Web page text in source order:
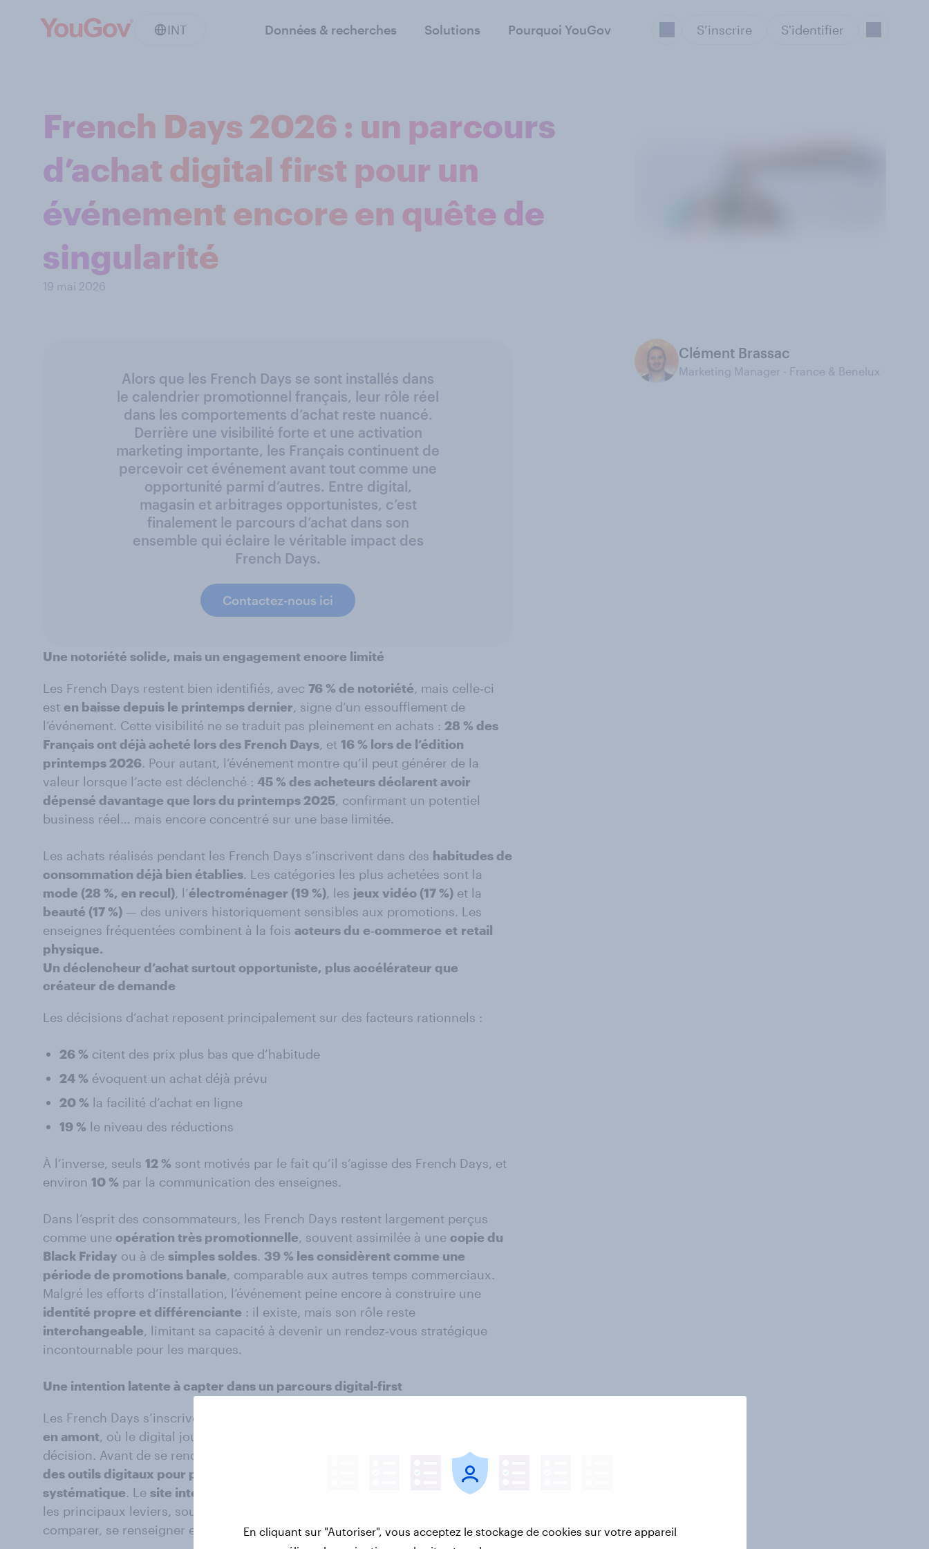
INT Données & recherches Solutions Pourquoi YouGov S’inscrire S'identifier
French Days 2026 : un parcours
d’achat digital first pour un
événement encore en quête de
singularité
19 mai 2026
Alors que les French Days se sont installés dans
le calendrier promotionnel français, leur rôle réel
dans les comportements d’achat reste nuancé.
Derrière une visibilité forte et une activation
marketing importante, les Français continuent de
percevoir cet événement avant tout comme une
opportunité parmi d’autres. Entre digital,
magasin et arbitrages opportunistes, c’est
finalement le parcours d’achat dans son
ensemble qui éclaire le véritable impact des
French Days.
Contactez-nous ici
Une notoriété solide, mais un engagement encore limité
Les French Days restent bien identifiés, avec 76 % de notoriété, mais celle‑ci
est en baisse depuis le printemps dernier, signe d’un essoufflement de
l’événement. Cette visibilité ne se traduit pas pleinement en achats : 28 % des
Français ont déjà acheté lors des French Days, et 16 % lors de l’édition
printemps 2026. Pour autant, l’événement montre qu’il peut générer de la
valeur lorsque l’acte est déclenché : 45 % des acheteurs déclarent avoir
dépensé davantage que lors du printemps 2025, confirmant un potentiel
business réel… mais encore concentré sur une base limitée.
Les achats réalisés pendant les French Days s’inscrivent dans des habitudes de
consommation déjà bien établies. Les catégories les plus achetées sont la
mode (28 %, en recul), l’électroménager (19 %), les jeux vidéo (17 %) et la
beauté (17 %) — des univers historiquement sensibles aux promotions. Les
enseignes fréquentées combinent à la fois acteurs du e‑commerce et retail
physique.
Un déclencheur d’achat surtout opportuniste, plus accélérateur que
créateur de demande
Les décisions d’achat reposent principalement sur des facteurs rationnels :
26 % citent des prix plus bas que d’habitude
24 % évoquent un achat déjà prévu
20 % la facilité d’achat en ligne
19 % le niveau des réductions
À l’inverse, seuls 12 % sont motivés par le fait qu’il s’agisse des French Days, et
environ 10 % par la communication des enseignes.
Dans l’esprit des consommateurs, les French Days restent largement perçus
comme une opération très promotionnelle, souvent assimilée à une copie du
Black Friday ou à de simples soldes. 39 % les considèrent comme une
période de promotions banale, comparable aux autres temps commerciaux.
Malgré les efforts d’installation, l’événement peine encore à construire une
identité propre et différenciante : il existe, mais son rôle reste
interchangeable, limitant sa capacité à devenir un rendez‑vous stratégique
incontournable pour les marques.
Une intention latente à capter dans un parcoursdigital‑first
Les French Days s’inscrivent dans des
en amont, où le digital joue un rôle structurant dès les premières étapes de
décision. Avant de se rendre en magasin,
74 % des consommateurs utilisent
des outils digitaux pour préparer leurs achats
28 % de façon
systématique. Le site internet (33 %)
constituent
les principaux leviers, souvent utilisés de manière combinée (
comparer, se renseigner et sécuriser le choix.
Clément Brassac
Marketing Manager - France & Benelux
En cliquant sur "Autoriser", vous acceptez le stockage de cookies sur votre appareil